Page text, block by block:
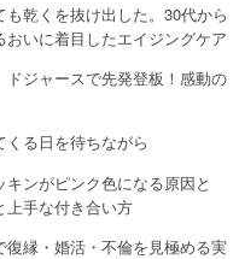
も乾くを抜け出した。30代から
おいに着目したエイジングケア
ドジャースで先発登板！感動の
くる日を待ちながら
キンがピンク色になる原因と
上手な付き合い方
復縁・婚活・不倫を見極める実